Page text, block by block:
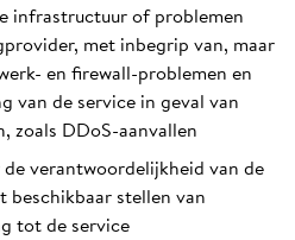
infrastructuur of problemen
met inbegrip van, maar
en firewall-problemen en
van de service in geval van
zoals DDoS-aanvallen
verantwoordelijkheid van de
beschikbaar stellen van
tot de service